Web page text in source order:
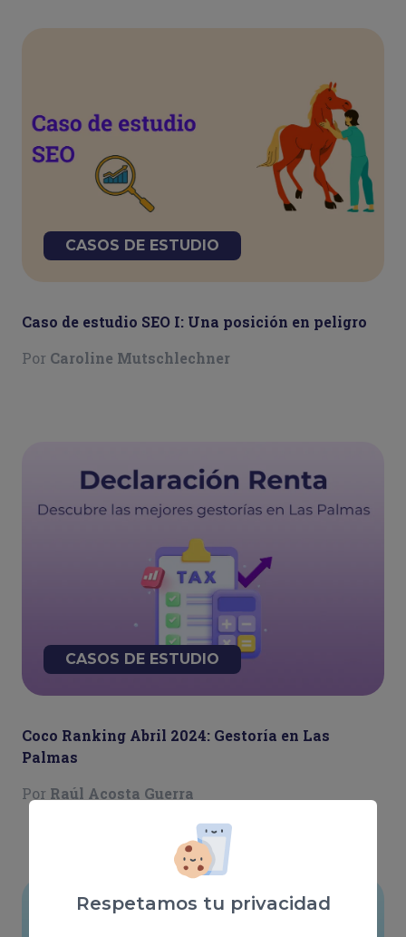
Respetamos tu privacidad
CASOS DE ESTUDIO
Caso de estudio SEO I: Una posición en peligro
Por Caroline Mutschlechner
CASOS DE ESTUDIO
Coco Ranking Abril 2024: Gestoría en Las
Palmas
Por Raúl Acosta Guerra